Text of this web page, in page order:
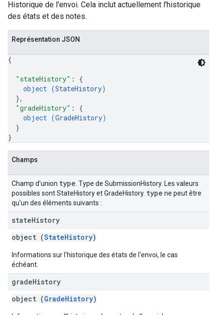
Historique de l'envoi. Cela inclut actuellement l'historique
des états et des notes.
Représentation JSON
{
"stateHistory" : {
object (StateHistory)
},
"gradeHistory" : {
object (GradeHistory)
}
}
Champs
Champ d'union type . Type de SubmissionHistory. Les valeurs
possibles sont StateHistory et GradeHistory. type ne peut être
qu'un des éléments suivants :
stateHistory
object (StateHistory)
Informations sur l'historique des états de l'envoi, le cas
échéant.
gradeHistory
object (GradeHistory)